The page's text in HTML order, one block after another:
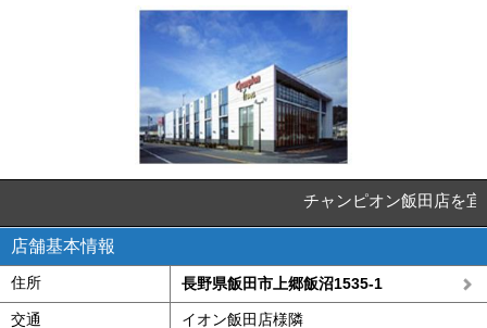
チャンピオン飯田店を
店舗基本情報
住所 長野県飯田市上郷飯沼1535-1
交通 イオン飯田店様隣